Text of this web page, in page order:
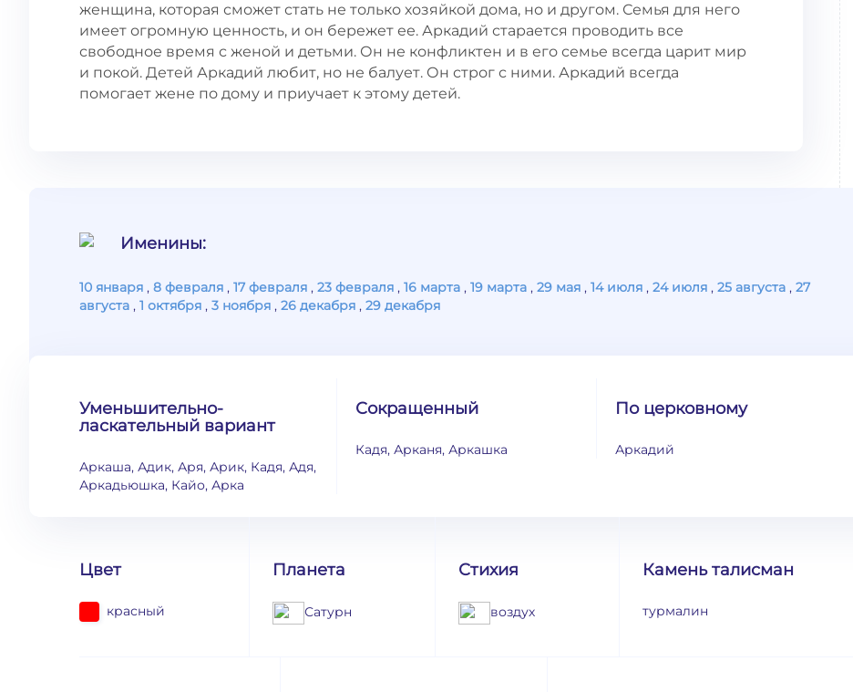
женщина, которая сможет стать не только хозяйкой дома, но и другом. Семья для него
имеет огромную ценность, и он бережет ее. Аркадий старается проводить все
свободное время с женой и детьми. Он не конфликтен и в его семье всегда царит мир
и покой. Детей Аркадий любит, но не балует. Он строг с ними. Аркадий всегда
помогает жене по дому и приучает к этому детей.
Именины:
10 января , 8 февраля , 17 февраля , 23 февраля , 16 марта , 19 марта , 29 мая , 14 июля , 24 июля , 25 августа , 27
августа , 1 октября , 3 ноября , 26 декабря , 29 декабря
Уменьшительно-
ласкательный вариант
Аркаша, Адик, Аря, Арик, Кадя, Адя,
Аркадьюшка, Кайо, Арка
Сокращенный
Кадя, Арканя, Аркашка
По церковному
Аркадий
Цвет
красный
Планета
Сатурн
Стихия
воздух
Камень талисман
турмалин